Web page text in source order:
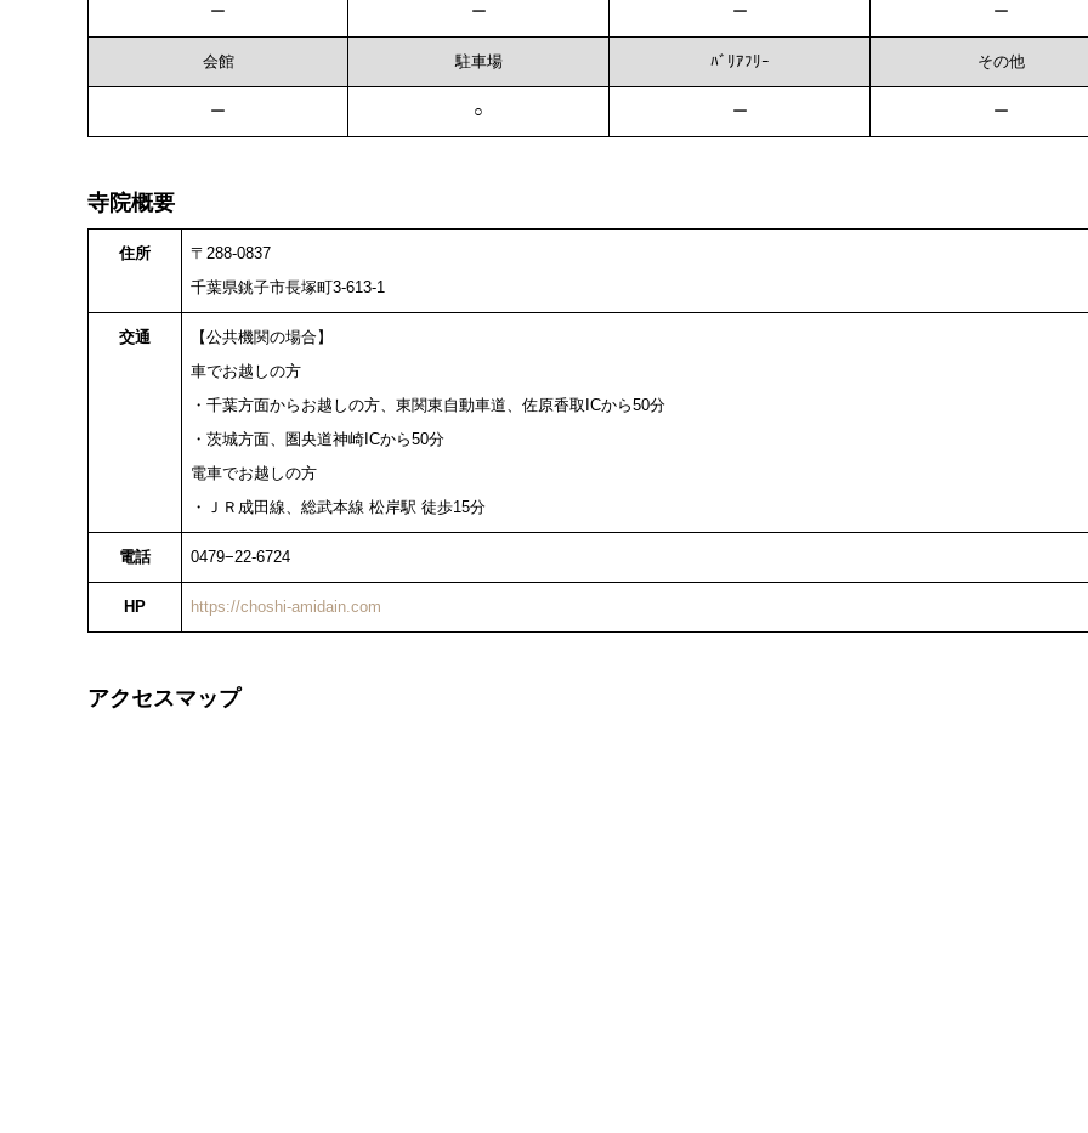
ー ー ー ー
会館 駐車場 ﾊﾞﾘｱﾌﾘｰ その他
ー ○ ー ー
寺院概要
住所
〒288-0837
千葉県銚子市長塚町3-613-1
交通
【公共機関の場合】
車でお越しの方
・千葉方面からお越しの方、東関東自動車道、佐原香取ICから50分
・茨城方面、圏央道神崎ICから50分
電車でお越しの方
・ＪＲ成田線、総武本線 松岸駅 徒歩15分
電話 0479−22-6724
HP https://choshi-amidain.com
アクセスマップ